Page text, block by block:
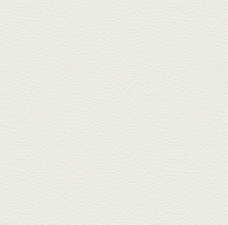
料理 福来亭」へ。「しろ」ロッ
ク...
2025年4月11日放送
きびなごの塩焼き＆黒豚
しゃぶしゃぶ
春の[熊本屋台村]で昼飲みの刻。
[かごっま屋台 黒で乾杯]で「銀...
2025年3月21日放送
薩摩赤鶏のころころ焼き
＆カツオの藁焼き
三年坂通りのビル２階「焼鳥こ
ろころ」はオシャレな店構えで
炭火...
2025年2月28日放送
踊る車海老＆あか牛串 ウ
ニとキャビア乗せ
ホテル日航熊本の裏、創作串揚
げの新たな店「串ハル」へ「銀
しろ...